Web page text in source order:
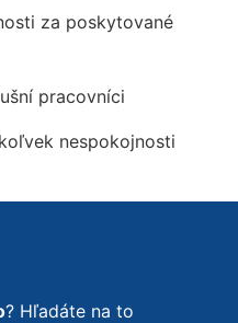
za poskytované
pracovníci
nespokojnosti
? Hľadáte na to